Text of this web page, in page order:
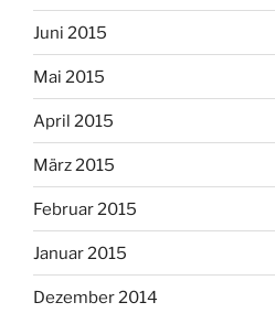
Juni 2015
Mai 2015
April 2015
März 2015
Februar 2015
Januar 2015
Dezember 2014